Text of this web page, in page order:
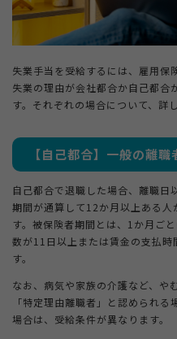
失業手当を受給するには、雇用保
失業の理由が会社都合か自己都合
す。それぞれの場合について、詳
【自己都合】一般の離職
自己都合で退職した場合、離職日
期間が通算して12か月以上ある人
す。被保険者期間とは、1か月ご
数が11日以上または賃金の支払
す。
なお、病気や家族の介護など、や
「特定理由離職者」と認められ
場合は、受給条件が異なります。